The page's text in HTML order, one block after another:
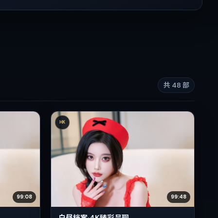
共 48 部
99:08
HK
99:48